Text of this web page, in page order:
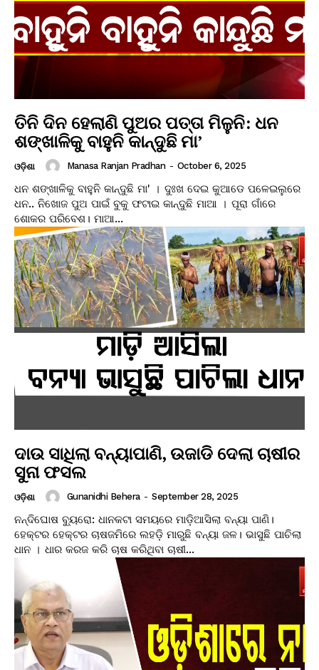
ତିନି ଦିନ ହେଲାଣି ପୁଅର ପତ୍ତା ମିଳୁନି: ଧନ
ଶଙ୍ଖାଳିକୁ ବାହୁନି କାନ୍ଦୁଛି ମା’
ଓଡ଼ିଶା Manasa Ranjan Pradhan - October 6, 2025
ଧନ ଶଙ୍ଖାଳିକୁ ବାହୁନି କାନ୍ଦୁଛି ମା' । ଦୁଃଖ ଦେଇ କୁଆଡେ ପଳେଇଲୁରେ
ଧନ.. ନିଖୋଜ ପୁଅ ପାଇଁ ବୁକୁ ଫଟାଇ କାନ୍ଦୁଛି ମାଆ । ପୂରା ଗାଁରେ
ଶୋକର ପରିବେଶ। ମାଆ...
ଦାଉ ସାଧିଲା ବନ୍ୟାପାଣି, ଉଜାଡି ଦେଲା ଚାଷୀର
ସୁନା ଫସଲ
ଓଡ଼ିଶା Gunanidhi Behera - September 28, 2025
ନନ୍ଦିଘୋଷ ବ୍ୟୁରୋ: ଧାନକଟା ସମୟରେ ମାଡ଼ିଆସିଲା ବନ୍ୟା ପାଣି।
ହେକ୍ଟର ହେକ୍ଟର ଚାଷଜମିରେ ଲହଡ଼ି ମାରୁଛି ବନ୍ୟା ଜଳ। ଭାସୁଛି ପାଚିଲା
ଧାନ । ଧାର କରଜ କରି ଚାଷ କରିଥିବା ଚାଷୀ...